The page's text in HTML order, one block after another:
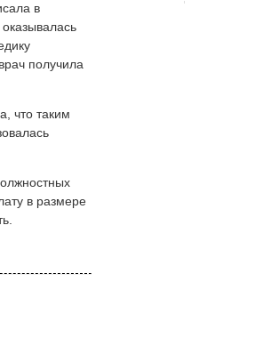
в
получила
что таким
в размере